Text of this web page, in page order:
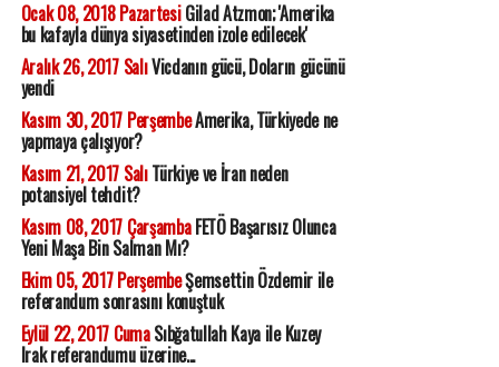
Ocak 08, 2018 PazartesiGilad Atzmon; 'Amerika
bu kafayla dünya siyasetinden izole edilecek'
Aralık 26, 2017 SalıVicdanın gücü, Doların gücünü
yendi
Kasım 30, 2017 PerşembeAmerika, Türkiyede ne
yapmaya çalışıyor?
Kasım 21, 2017 SalıTürkiye ve İran neden
potansiyel tehdit?
Kasım 08, 2017 ÇarşambaFETÖ Başarısız Olunca
Yeni Maşa Bin Salman Mı?
Ekim 05, 2017 PerşembeŞemsettin Özdemir ile
referandum sonrasını konuştuk
Eylül 22, 2017 CumaSıbğatullah Kaya ile Kuzey
Irak referandumu üzerine...